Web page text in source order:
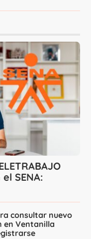
SENA:
consultar nuevo
en Ventanilla